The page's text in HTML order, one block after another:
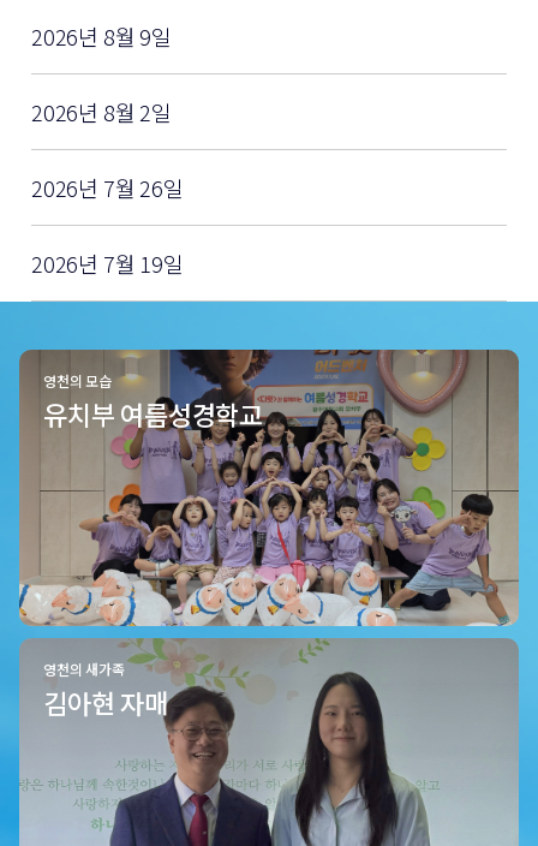
2026년 8월 9일
2026년 8월 2일
2026년 7월 26일
2026년 7월 19일
영천의 모습
유치부 여름성경학교
영천의 새가족
김아현 자매